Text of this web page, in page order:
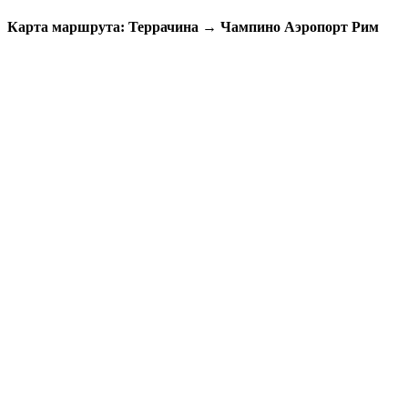
Карта маршрута: Террачина → Чампино Аэропорт Рим